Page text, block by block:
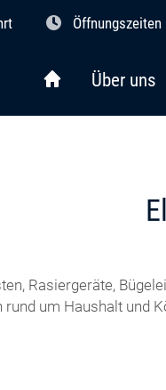
Öffnungszeiten
Über uns
Rasiergeräte,
rund um Haushalt und